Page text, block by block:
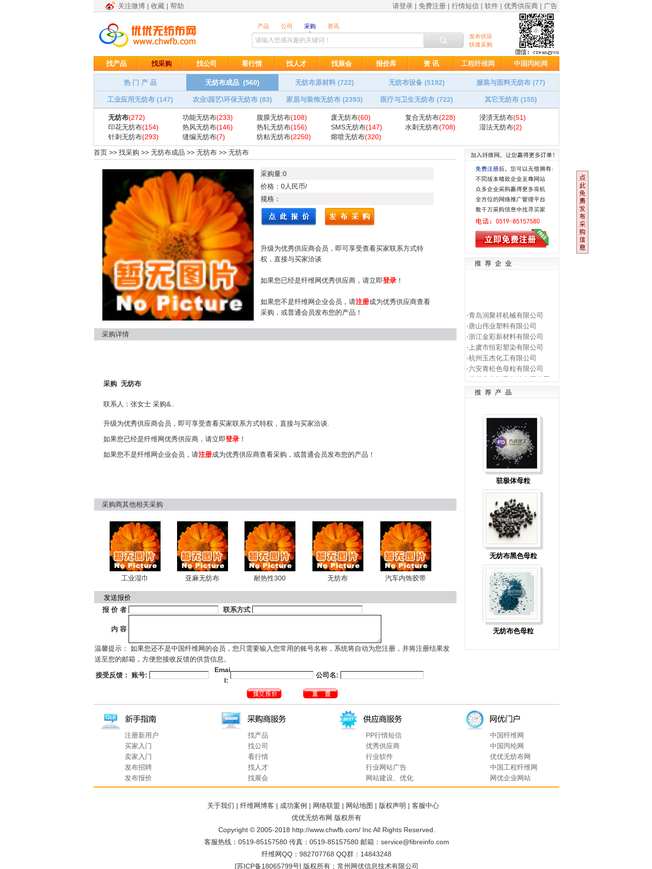
关注微博 | 收藏 | 帮助 请登录 | 免费注册 | 行情短信 | 软件 | 优秀供应商 | 广告
找产品 找采购 找公司 看行情 找人才 找展会 报价库 资 讯 工程纤维网 中国丙纶网
热 门 产 品 无纺布成品 (560) 无纺布原材料 (722) 无纺布设备 (5192) 服装与面料无纺布 (77)
工业应用无纺布 (147) 农业\园艺\环保无纺布 (83) 家居与装饰无纺布 (2393) 医疗与卫生无纺布 (722) 其它无纺布 (155)
无纺布(272) 功能无纺布(233) 腹膜无纺布(108) 废无纺布(60) 复合无纺布(228) 浸渍无纺布(51)
印花无纺布(154) 热风无纺布(146) 热轧无纺布(156) SMS无纺布(147) 水刺无纺布(708) 湿法无纺布(2)
针刺无纺布(293) 缝编无纺布(7) 纺粘无纺布(2250) 熔喷无纺布(320)
首页 >> 找采购 >> 无纺布成品 >> 无纺布 >> 无纺布
采购量:0
价格：0人民币/
规格：
升级为优秀供应商会员，即可享受查看买家联系方式特
权，直接与买家洽谈
如果您已经是纤维网优秀供应商，请立即登录！
如果您不是纤维网企业会员，请注册成为优秀供应商查看
采购，或普通会员发布您的产品！
采购详情
采购 无纺布
联系人：张女士 采购&..
升级为优秀供应商会员，即可享受查看买家联系方式特权，直接与买家洽谈.
如果您已经是纤维网优秀供应商，请立即登录 ！
如果您不是纤维网企业会员，请注册成为优秀供应商查看采购，或普通会员发布您的产品！
采购商其他相关采购
工业湿巾 亚麻无纺布 耐热性300 无纺布 汽车内饰胶带
发送报价
报 价 者
联系方式
内 容
温馨提示： 如果您还不是中国纤维网的会员，您只需要输入您常用的账号名称，系统将自动为您注册，并将注册结果发
送至您的邮箱，方便您接收反馈的供货信息。
接受反馈： 账号:
Emai
l:
公司名:
青岛润聚祥机械有限公司
唐山伟业塑料有限公司
浙江金彩新材料有限公司
上虞市恒彩塑染有限公司
杭州玉杰化工有限公司
六安青松色母粒有限公司
苏州市黄海导热油有限公司
·常州运成化纤材料有限公司
·湖北博韬合纤股份有限公司
江苏普莱克红梅色母料有
烟台亮彩塑料科技有限公司
上海宝明化纤原料有限公司
盐城瑞泽色母粒有限公司
常州市灵达化学品有限公司
驻极体母粒
无纺布黑色母粒
无纺布色母粒
注册新用户 找产品 PP行情短信
中国纤维网
买家入门
找公司 优秀供应商
中国丙纶网
卖家入门
看行情 行业软件
优优无纺布网
发布招聘
找人才 行业网站广告
中国工程纤维网
发布报价
找展会 网站建设、优化 网优企业网站
关于我们 | 纤维网博客 | 成功案例 | 网络联盟 | 网站地图 | 版权声明 | 客服中心
优优无纺布网 版权所有
Copyright © 2005-2018 http://www.chwfb.com/ Inc All Rights Reserved.
客服热线：0519-85157580 传真：0519-85157580 邮箱： service@fibreinfo.com
纤维网QQ：982707768 QQ群：14843248
[苏ICP备18065799号] 版权所有：常州网优信息技术有限公司